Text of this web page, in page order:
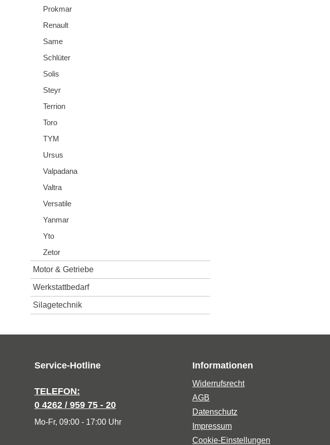
Prokmar
Renault
Same
Schlüter
Solis
Steyr
Terrion
Toro
TYM
Ursus
Valpadana
Valtra
Versatile
Yanmar
Yto
Zetor
Motor & Getriebe
Werkstattbedarf
Silagetechnik
Service-Hotline
TELEFON:
0 4262 / 959 75 - 20
Mo-Fr, 09:00 - 17:00 Uhr
Informationen
Widerrufsrecht
AGB
Datenschutz
Impressum
Cookie-Einstellungen